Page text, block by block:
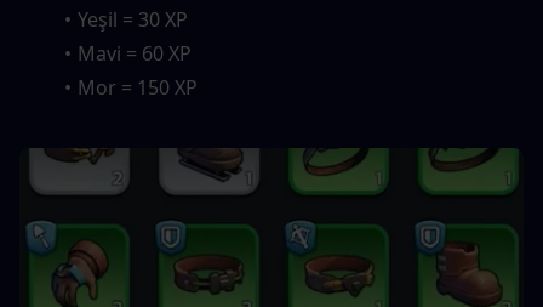
Yeşil = 30 XP
Mavi = 60 XP
Mor = 150 XP